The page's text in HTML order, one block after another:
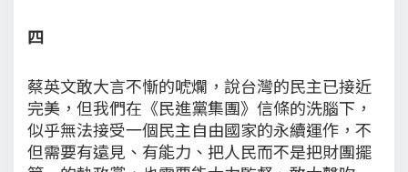
四
蔡英文敢大言不慚的唬爛，說台灣的民主已接近
完美，但我們在《民進黨集團》信條的洗腦下，
似乎無法接受一個民主自由國家的永續運作，不
但需要有遠見、有能力、把人民而不是把財團擺